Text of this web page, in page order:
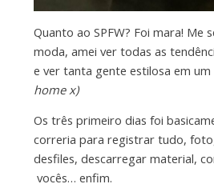
Quanto ao SPFW? Foi mara! Me
moda, amei ver todas as
e ver tanta gente estilosa em
home x)
Os três primeiro dias foi
correria para registrar tudo,
desfiles, descarregar material,
vocês… enfim.